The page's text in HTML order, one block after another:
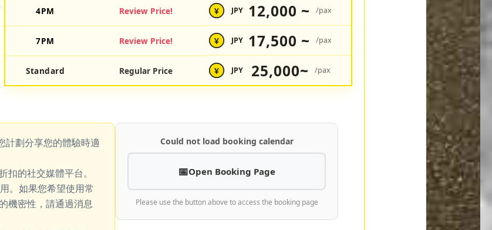
4PM Review Price! ¥ JPY 12,000 ~ /pax
7PM Review Price! ¥ JPY 17,500 ~ /pax
Standard Regular Price ¥ JPY 25,000~ /pax
計劃分享您的體驗時適
扣的社交媒體平台。
。如果您希望使用常
機密性，請通過消息
Could not load booking calendar
Open Booking Page
Please use the button above to access the booking page